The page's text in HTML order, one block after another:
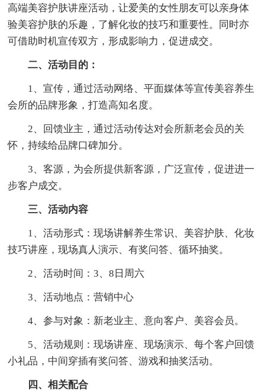
高端美容护肤讲座活动，让爱美的女性朋友可以亲身体
验美容护肤的乐趣，了解化妆的技巧和重要性。同时亦
可借助时机宣传双方，形成影响力，促进成交。
二、活动目的：
1、宣传，通过活动网络、平面媒体等宣传美容养生
会所的品牌形象，打造高知名度。
2、回馈业主，通过活动传达对会所新老会员的关
怀，持续给品牌口碑加分。
3、客源，为会所提供新客源，广泛宣传，促进进一
步客户成交。
三、活动内容
1、活动形式：现场讲解养生常识、美容护肤、化妆
技巧讲座，现场真人演示、有奖问答、循环抽奖。
2、活动时间：3、8日周六
3、活动地点：营销中心
4、参与对象：新老业主、意向客户、美容会员。
5、活动规则：现场讲座、现场演示、每个客户回馈
小礼品，中间穿插有奖问答、游戏和抽奖活动。
四、相关配合